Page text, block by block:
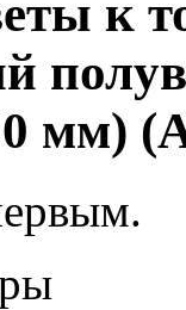
к
мм)
.